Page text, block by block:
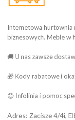
Internetowa hurtownia
biznesowych. Meble w
🚚 U nas zawsze
🎁 Kody rabatowe i
😊 Infolinia i pomoc
Adres: Zacisze 4/4i,